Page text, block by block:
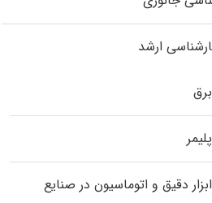
ارشد
دقیق و اتوماسیون در صنایع